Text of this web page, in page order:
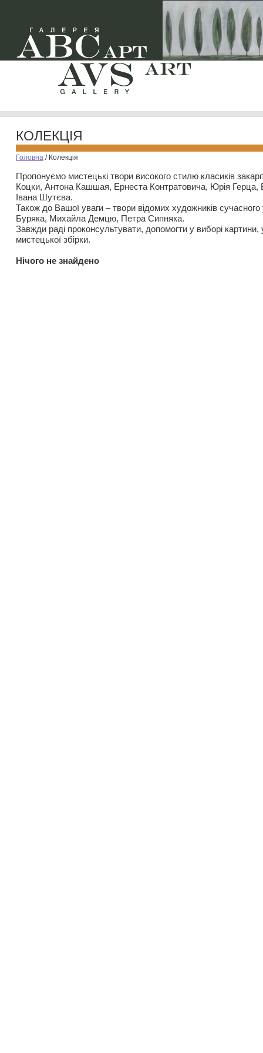
КОЛЕКЦІЯ
Головна / Колекція
Пропонуємо мистецькі твори високого стилю класиків
Коцки, Антона Кашшая, Ернеста Контратовича, Юрія
Івана Шутєва.
Також до Вашої уваги – твори відомих художників
Буряка, Михайла Демцю, Петра Сипняка.
Завжди раді проконсультувати, допомогти у виборі картини,
мистецької збірки.
Нiчого не знайдено